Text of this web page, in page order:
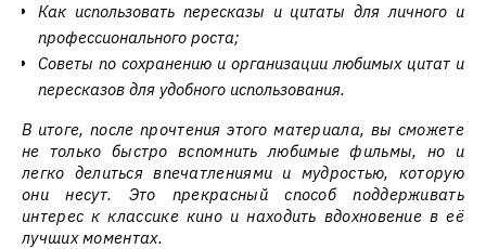
Как использовать пересказы и цитаты для личного и
профессионального роста;
Советы по сохранению и организации любимых цитат и
пересказов для удобного использования.
В итоге, после прочтения этого материала, вы сможете
не только быстро вспомнить любимые фильмы, но и
легко делиться впечатлениями и мудростью, которую
они несут. Это прекрасный способ поддерживать
интерес к классике кино и находить вдохновение в её
лучших моментах.